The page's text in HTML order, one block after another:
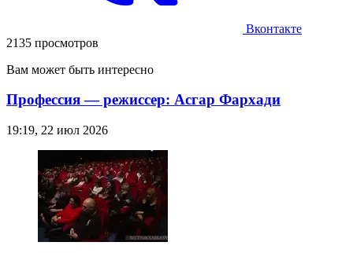
Вконтакте
2135 просмотров
Вам может быть интересно
Профессия — режиссер: Асгар Фархади
19:19, 22 июл 2026